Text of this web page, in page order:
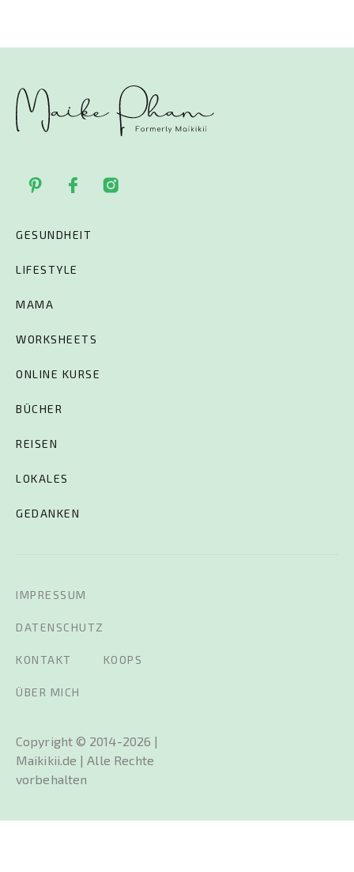
GESUNDHEIT
LIFESTYLE
MAMA
WORKSHEETS
ONLINE KURSE
BÜCHER
REISEN
LOKALES
GEDANKEN
Copyright © 2014-2026 |
Maikikii.de | Alle Rechte
vorbehalten
IMPRESSUM
DATENSCHUTZ
KONTAKT KOOPS
ÜBER MICH